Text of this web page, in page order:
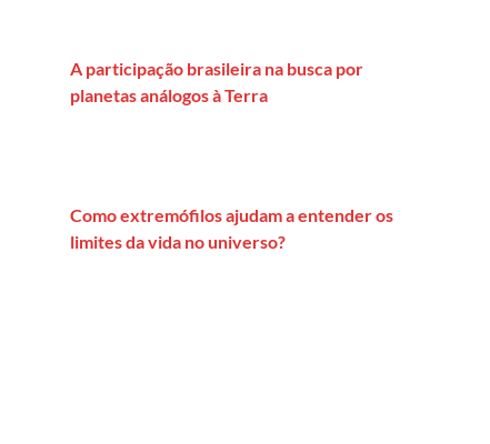
A participação brasileira na busca por
planetas análogos à Terra
Como extremófilos ajudam a entender os
limites da vida no universo?